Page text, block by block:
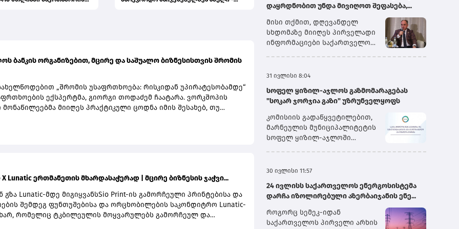
ბანკის ორგანიზებით, მცირე და საშუალო ბიზნესისთვის შრომის
„შრომის უსაფრთხოება: რისკიდან უპირატესობამდე“
ექსპერტმა, გიორგი თოდაძემ ჩაატარა. ვორკშოპის
მიიღეს პრაქტიკული ცოდნა იმის შესახებ, თუ
ფინანსური სტაბილურობისა და რეპუტაციის გაძლიერების
და ნდობაზე დაფუძნებული სამუშაო გარემოს
ასევე მიიღეს პრაქტიკული რეკომენდაციები კრიზისების
ბიზნესის უწყვეტობის დაგეგმვის (BCP) მიმართულებით - როგორ
ფორსმაჟორული სიტუაციებისთვის და შეამცირონ
თუ ოპერაციული რისკები.„საქართველოს ბანკი მცირე და
X Lunatic ერთმანეთის მხარდასაჭერად | მცირე ბიზნესის ჯაჭვი...
გზა Lunatic-მდე მიგიყვანსSio Print-ის გამორჩეული პრინტებისა და
შემდეგ ფუნთუშებისა და ორცხობილების საკონდიტრო Lunatic-
რომელიც ტკბილეულის მოყვარულებს გამორჩეულ და
დაყრდნობით უნდა მივიღოთ შეფასება,...
მისი თქმით, დღევანდელ
სხდომაზე მიიღეს პირველადი
ინფორმაციები საქართველოს
პირებიდან, თუმცა გარკვეული
დამუშავების რეჟიმშია.
„ყველაფრის თავმოყრის
შემდეგ ჩვენ შეგვეძლება,
გავაკეთოთ საბოლოო
დასკვნები. წინასწარი
ავარიის გამომწვევი მიზეზი
ძაბვის გადამცემ ხაზზე
არსებული ავარია, რომელიც
მერე უკვე გადაეცა მთელ
არსებულმა გამორთვის –
ძალიან მარტივ ენაზე რომ
31 ივლისი 8:04
სოფელ ყიზილ-აჯლოს გაზმომარაგებას
"სოკარ ჯორჯია გაზი" უზრუნველყოფს
კომისიის გადაწყვეტილებით,
მარნეულის მუნიციპალიტეტის
სოფელ ყიზილ-აჯლოში
უსაფრთხო მომარაგების
პირველი აგვისტოდან შპს
„სოკარ ჯორჯია გაზი“
უზრუნველყოფს ბუნებრივი
გაზის განაწილების
30 ივლისი 11:57
24 ივლისს საქართველოს ენერგოსისტემა
დარჩა იზოლირებული აზერბაიჯანის ენე...
როგორც სემეკ-იდან
საქართველოს პირველი არხის